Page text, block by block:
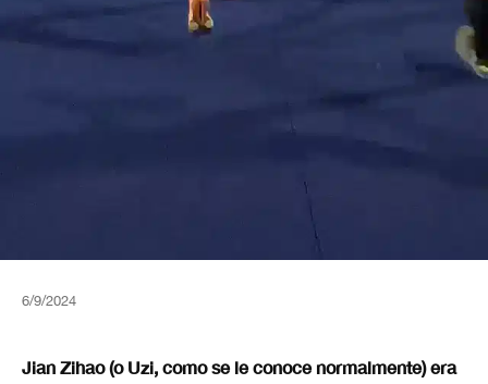
6/9/2024
Jian Zihao (o Uzi, como se le conoce normalmente) era